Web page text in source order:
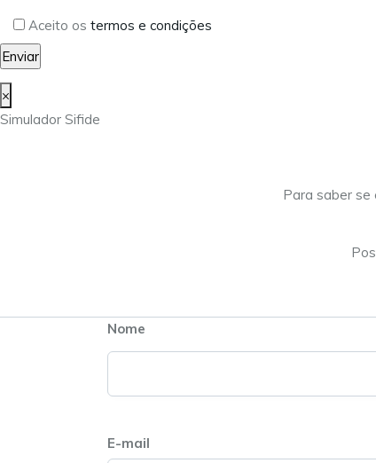
Aceito os termos e condições
×
Simulador Sifide
Para saber se
Nome
E-mail